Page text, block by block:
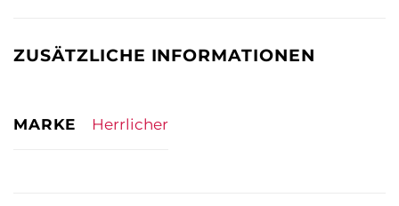
ZUSÄTZLICHE INFORMATIONEN
MARKE Herrlicher